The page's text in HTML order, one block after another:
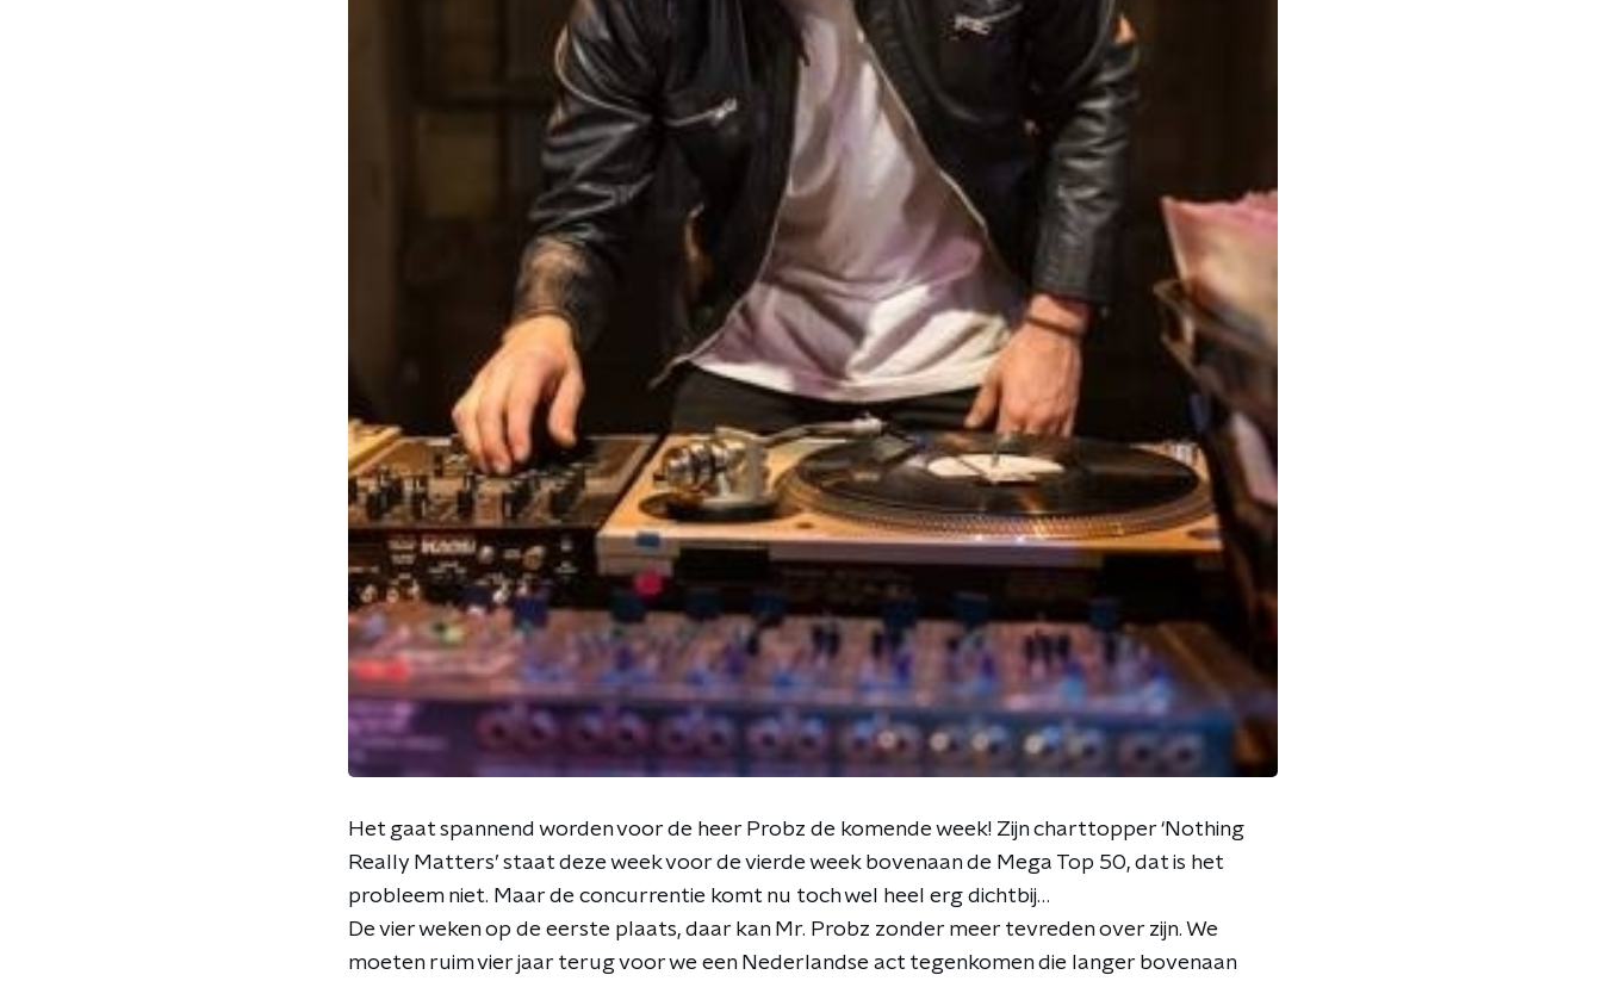
Het gaat spannend worden voor de heer Probz de komende week! Zijn charttopper ‘Nothing
Really Matters’ staat deze week voor de vierde week bovenaan de Mega Top 50, dat is het
probleem niet. Maar de concurrentie komt nu toch wel heel erg dichtbij…
De vier weken op de eerste plaats, daar kan Mr. Probz zonder meer tevreden over zijn. We
moeten ruim vier jaar terug voor we een Nederlandse act tegenkomen die langer bovenaan